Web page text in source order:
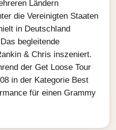
Ländern
die Vereinigten Staaten
in Deutschland
begleitende
& Chris inszeniert.
der Get Loose Tour
in der Kategorie Best
für einen Grammy